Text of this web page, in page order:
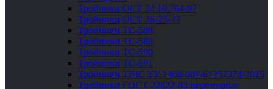
Тройники ОСТ 34 10.764-97
Тройники ОСТ 36-23-77
Тройники ТС-588
Тройники ТС-589
Тройники ТС-590
Тройники ТС-591
Тройники ТШС ТУ 1468-001-61257374-2015
Тройники ГОСТ 22822-83 переходные